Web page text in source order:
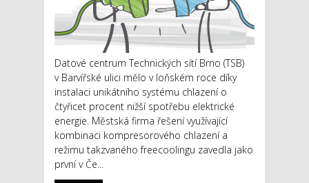
Datové centrum Technických sítí Brno (TSB)
v Barvířské ulici mělo v loňském roce díky
instalaci unikátního systému chlazení o
čtyřicet procent nižší spotřebu elektrické
energie. Městská firma řešení využívající
kombinaci kompresorového chlazení a
režimu takzvaného freecoolingu zavedla jako
první v Če...